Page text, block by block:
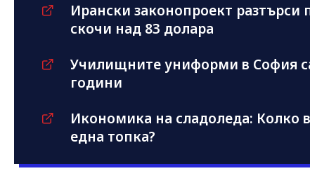
Ирански законопроект разтърси
скочи над 83 долара
Училищните униформи в София
години
Икономика на сладоледа: Колко
една топка?